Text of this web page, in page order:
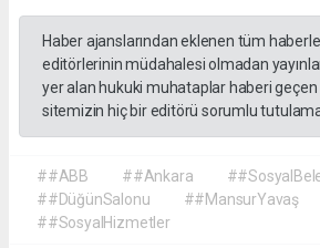
Haber ajanslarından eklenen tüm
editörlerinin müdahalesi olmadan
yer alan hukuki muhataplar haberi geçen
sitemizin hiç bir editörü sorumlu
##ABB ##Ankara
##DüğünSalonu
##MansurYavaş
##SosyalHizmetler